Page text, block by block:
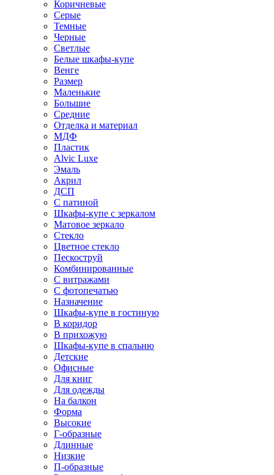
Коричневые
Серые
Темные
Черные
Светлые
Белые шкафы-купе
Венге
Размер
Маленькие
Большие
Средние
Отделка и материал
МДФ
Пластик
Alvic Luxe
Эмаль
Акрил
ДСП
С патиной
Шкафы-купе с зеркалом
Матовое зеркало
Стекло
Цветное стекло
Пескоструй
Комбинированные
С витражами
С фотопечатью
Назначение
Шкафы-купе в гостиную
В коридор
В прихожую
Шкафы-купе в спальню
Детские
Офисные
Для книг
Для одежды
На балкон
Форма
Высокие
Г-образные
Длинные
Низкие
П-образные